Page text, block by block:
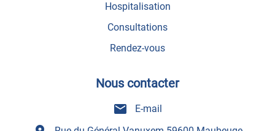
Hospitalisation
Consultations
Rendez-vous
Nous contacter
mail
E-mail